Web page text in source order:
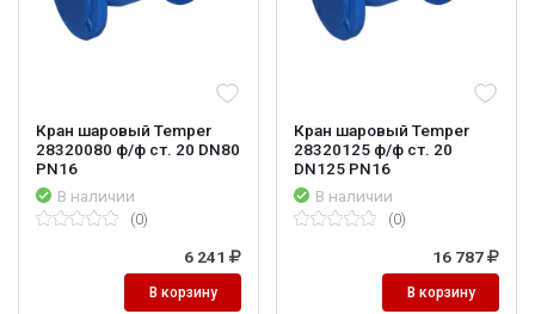
Кран шаровый Temper
28320080 ф/ф ст. 20 DN80
PN16
В наличии
(0)
6 241
В корзину
Кран шаровый Temper
28320125 ф/ф ст. 20
DN125 PN16
В наличии
(0)
16 787
В корзину